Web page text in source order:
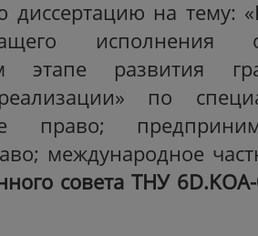
диссертацию на тему:
исполнения
этапе развития
по
право;
международное
совета ТНУ